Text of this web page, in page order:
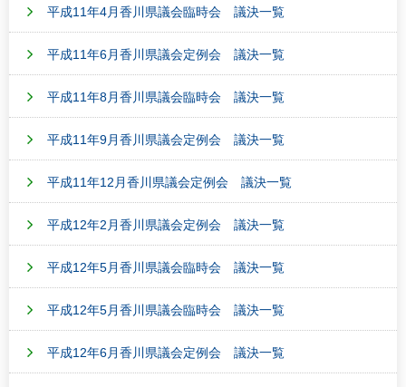
平成11年4月香川県議会臨時会 議決一覧
平成11年6月香川県議会定例会 議決一覧
平成11年8月香川県議会臨時会 議決一覧
平成11年9月香川県議会定例会 議決一覧
平成11年12月香川県議会定例会 議決一覧
平成12年2月香川県議会定例会 議決一覧
平成12年5月香川県議会臨時会 議決一覧
平成12年5月香川県議会臨時会 議決一覧
平成12年6月香川県議会定例会 議決一覧